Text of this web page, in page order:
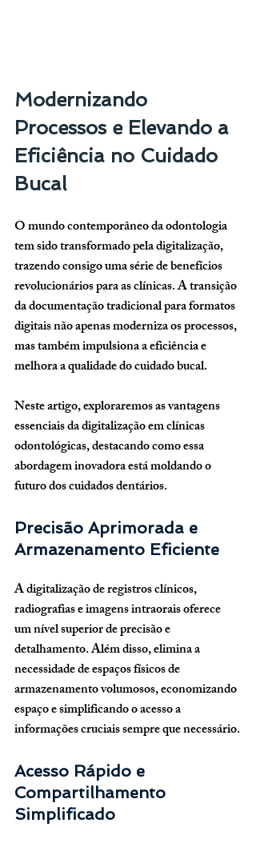
Modernizando
Processos e Elevando a
Eficiência no Cuidado
Bucal
O mundo contemporâneo da odontologia
tem sido transformado pela digitalização,
trazendo consigo uma série de benefícios
revolucionários para as clínicas. A transição
da documentação tradicional para formatos
digitais não apenas moderniza os processos,
mas também impulsiona a eficiência e
melhora a qualidade do cuidado bucal.
Neste artigo, exploraremos as vantagens
essenciais da digitalização em clínicas
odontológicas, destacando como essa
abordagem inovadora está moldando o
futuro dos cuidados dentários.
Precisão Aprimorada e
Armazenamento Eficiente
A digitalização de registros clínicos,
radiografias e imagens intraorais oferece
um nível superior de precisão e
detalhamento. Além disso, elimina a
necessidade de espaços físicos de
armazenamento volumosos, economizando
espaço e simplificando o acesso a
informações cruciais sempre que necessário.
Acesso Rápido e
Compartilhamento
Simplificado